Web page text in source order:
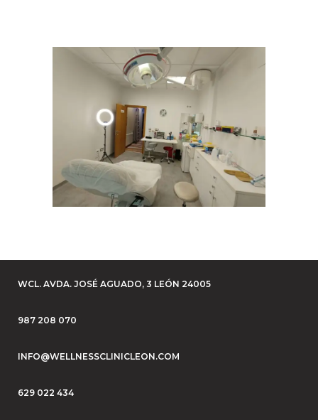
WCL. AVDA. JOSÉ AGUADO, 3 LEÓN 24005
987 208 070
INFO@WELLNESSCLINICLEON.COM
629 022 434